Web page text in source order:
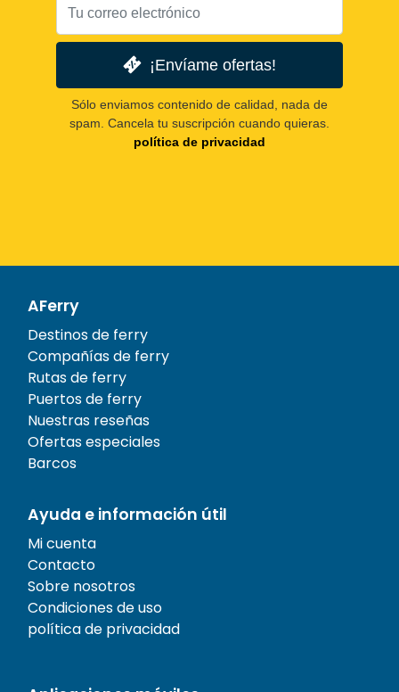
¡Envíame ofertas!
Sólo enviamos contenido de calidad, nada de
spam. Cancela tu suscripción cuando quieras.
política de privacidad
AFerry
Destinos de ferry
Compañías de ferry
Rutas de ferry
Puertos de ferry
Nuestras reseñas
Ofertas especiales
Barcos
Ayuda e información útil
Mi cuenta
Contacto
Sobre nosotros
Condiciones de uso
política de privacidad